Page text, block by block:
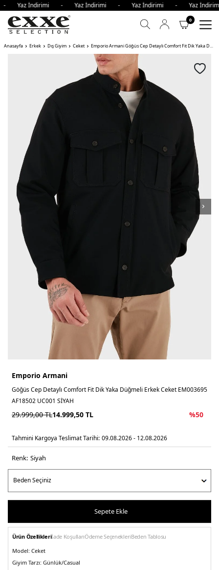
Yaz İndirimi - Yaz İndirimi - Yaz İndirimi - Yaz
0
Anasayfa Erkek Dış Giyim Ceket Emporio Armani Göğüs Cep Detaylı Comfort Fit Dik Yaka Düğmeli Erkek Ceket
Emporio Armani
Göğüs Cep Detaylı Comfort Fit Dik Yaka Düğmeli Erkek Ceket EM003695
AF18502 UC001 SİYAH
29.999,00TL14.999,50 TL %50
Tahmini Kargoya Teslimat Tarihi: 09.08.2026 - 12.08.2026
Renk: si̇yah
Sepete Ekle
Ürün Özellikleriİade KoşullarıÖdeme SeçenekleriBeden Tablosu
Model: Ceket
Giyim Tarzı: Günlük/Casual